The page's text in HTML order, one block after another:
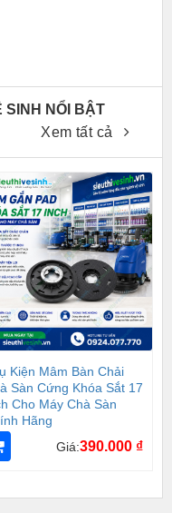
SINH NỔI BẬT
Xem tất cả
Kiện Mâm Bàn Chải
Sàn Cứng Khóa Sắt 17
Cho Máy Chà Sàn
Hãng
Giá:390.000 ₫